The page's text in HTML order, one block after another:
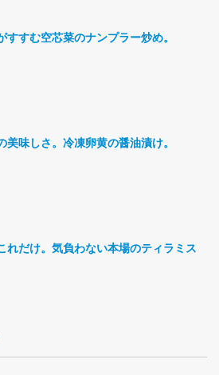
すすむ空芯菜のナンプラー炒め。
美味しさ。冷凍卵黄の醤油漬け。
れだけ。気負わない本場のティラミス。